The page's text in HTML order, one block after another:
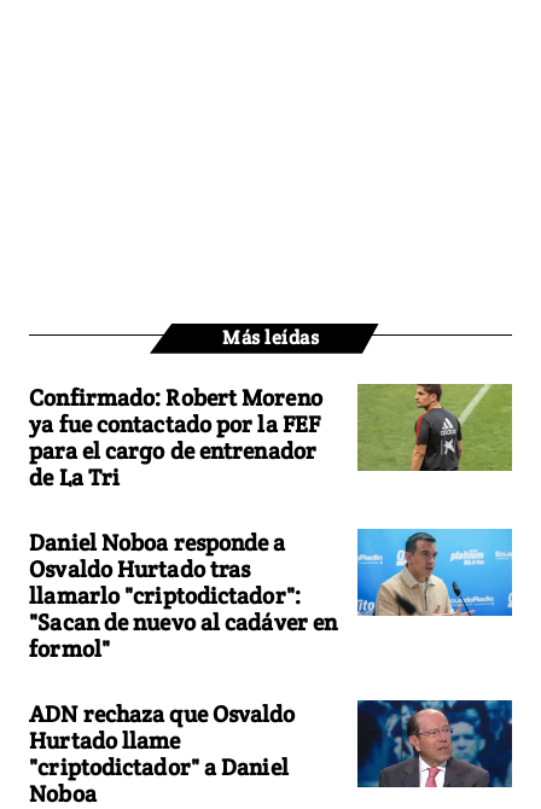
Más leídas
Confirmado: Robert Moreno
ya fue contactado por la FEF
para el cargo de entrenador
de La Tri
Daniel Noboa responde a
Osvaldo Hurtado tras
llamarlo "criptodictador":
"Sacan de nuevo al cadáver en
formol"
ADN rechaza que Osvaldo
Hurtado llame
"criptodictador" a Daniel
Noboa